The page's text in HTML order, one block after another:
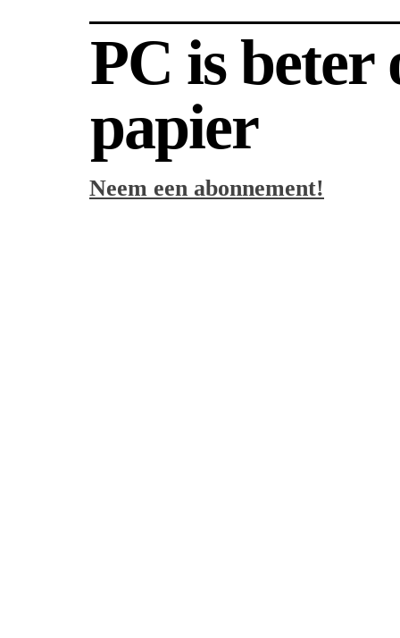
PC is beter
papier
Neem een abonnement!